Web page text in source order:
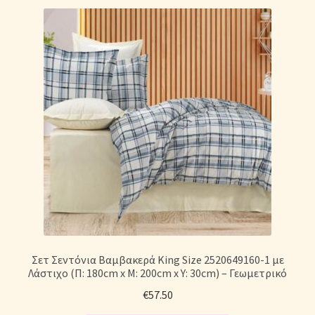
Σετ Σεντόνια Βαμβακερά King Size 2520649160-1 με
Λάστιχο (Π: 180cm x Μ: 200cm x Υ: 30cm) – Γεωμετρικό
€57.50